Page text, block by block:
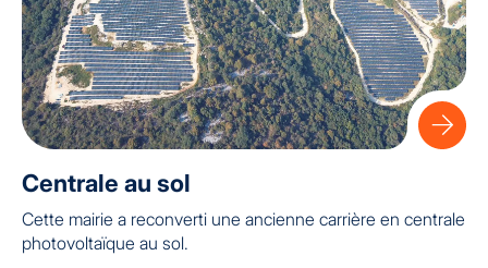
Centrale au sol
Cette mairie a reconverti une ancienne carrière en centrale
photovoltaïque au sol.